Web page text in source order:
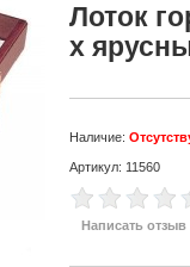
Лоток
х
Наличие:
Артикул: 11560
Написать отзыв